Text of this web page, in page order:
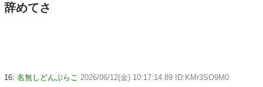
辞めてさ
16: 名無しどんぶらこ 2026/06/12(金) 10:17:14.89 ID:KMr3SO9M0